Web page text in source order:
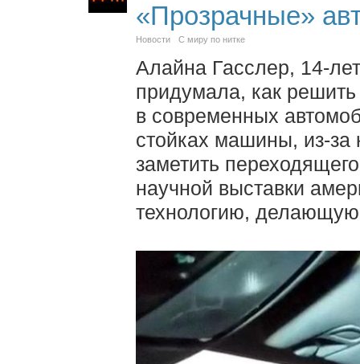
«Прозрачные»
Новости С миру по нитке
Алайна Гасслер, 14-
придумала, как
в современных
стойках машины, из-за
заметить
научной выставки
технологию,